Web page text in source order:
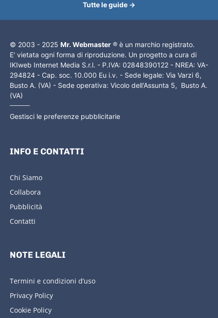
Tutte le guide →
© 2003 - 2025 Mr. Webmaster ® è un marchio registrato.
E' vietata ogni forma di riproduzione. Un progetto a cura di
IKIweb Internet Media S.r.l. - P.IVA: 02848390122 - NREA: VA-
294824 - Cap. soc. 10.000 Eu i.v. - Sede legale: Via Varzi 6,
Busto A. (VA) - Sede operativa: Vicolo dell'Assunta 5, Busto A.
(VA)
Gestisci le preferenze pubblicitarie
INFO E CONTATTI
Chi Siamo
Collabora
Pubblicità
Contatti
NOTE LEGALI
Termini e condizioni d’uso
Privacy Policy
Cookie Policy